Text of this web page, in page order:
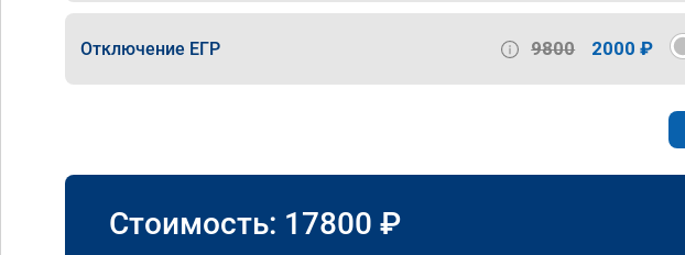
Отключение ЕГР 9800 2000 ₽
Стоимость: 17800 ₽